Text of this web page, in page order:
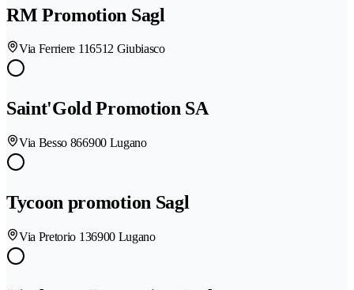
RM Promotion Sagl
Via Ferriere 116512 Giubiasco
Saint'Gold Promotion SA
Via Besso 866900 Lugano
Tycoon promotion Sagl
Via Pretorio 136900 Lugano